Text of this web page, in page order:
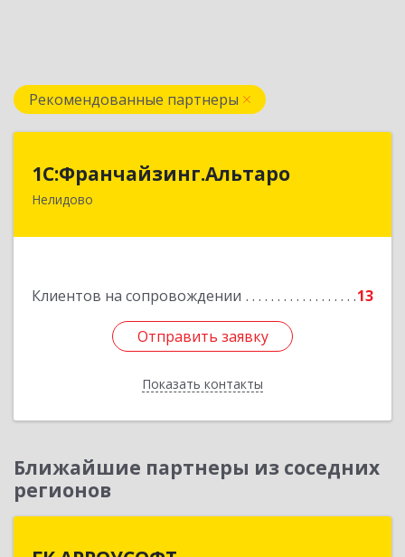
Рекомендованные партнеры
1С:Франчайзинг.Альтаро
Нелидово
Клиентов на сопровождении 13
Отправить заявку
Показать контакты
1С:Франчайзинг.Альтаро
172527, Тверская обл, Нелидово г, Матросова
Отправить заявку
Назад
Ближайшие партнеры из соседних
регионов